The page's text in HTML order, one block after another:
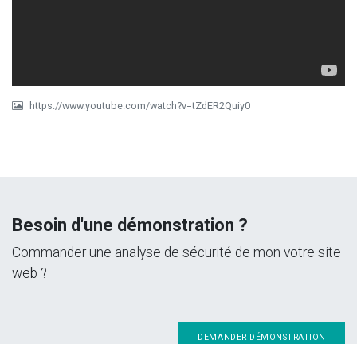
https://www.youtube.com/watch?v=tZdER2Quiy0
Besoin d'une démonstration ?
Commander une analyse de sécurité de mon votre site
web ?
DEMANDER DÉMONSTRATION